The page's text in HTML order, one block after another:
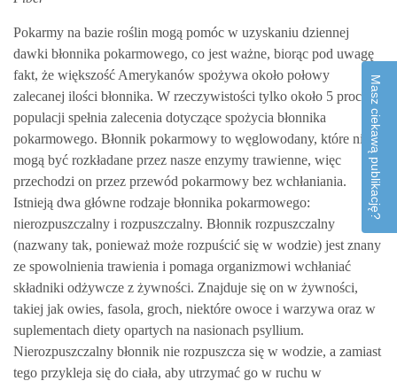
Pokarmy na bazie roślin mogą pomóc w uzyskaniu dziennej
dawki błonnika pokarmowego, co jest ważne, biorąc pod uwagę
fakt, że większość Amerykanów spożywa około połowy
zalecanej ilości błonnika. W rzeczywistości tylko około 5 procent
populacji spełnia zalecenia dotyczące spożycia błonnika
pokarmowego. Błonnik pokarmowy to węglowodany, które nie
mogą być rozkładane przez nasze enzymy trawienne, więc
przechodzi on przez przewód pokarmowy bez wchłaniania.
Istnieją dwa główne rodzaje błonnika pokarmowego:
nierozpuszczalny i rozpuszczalny. Błonnik rozpuszczalny
(nazwany tak, ponieważ może rozpuścić się w wodzie) jest znany
ze spowolnienia trawienia i pomaga organizmowi wchłaniać
składniki odżywcze z żywności. Znajduje się on w żywności,
takiej jak owies, fasola, groch, niektóre owoce i warzywa oraz w
suplementach diety opartych na nasionach psyllium.
Nierozpuszczalny błonnik nie rozpuszcza się w wodzie, a zamiast
tego przykleja się do ciała, aby utrzymać go w ruchu w
Masz ciekawą publikację?